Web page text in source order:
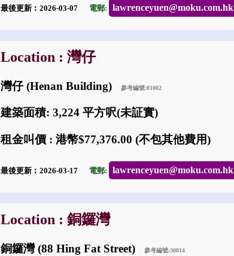
最後更新︰2026-03-07 電郵: lawrenceyuen@moku.com.hk
Location : 灣仔
灣仔 (Henan Building) 參考編號:81002
建築面積: 3,224 平方呎(未証實)
租金叫價 : 港幣$77,376.00 (不包其他費用)
最後更新︰2026-03-17 電郵: lawrenceyuen@moku.com.hk
Location : 銅鑼灣
銅鑼灣 (88 Hing Fat Street) 參考編號:30814